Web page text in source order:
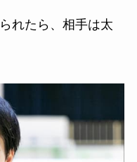
れたら、相手は太